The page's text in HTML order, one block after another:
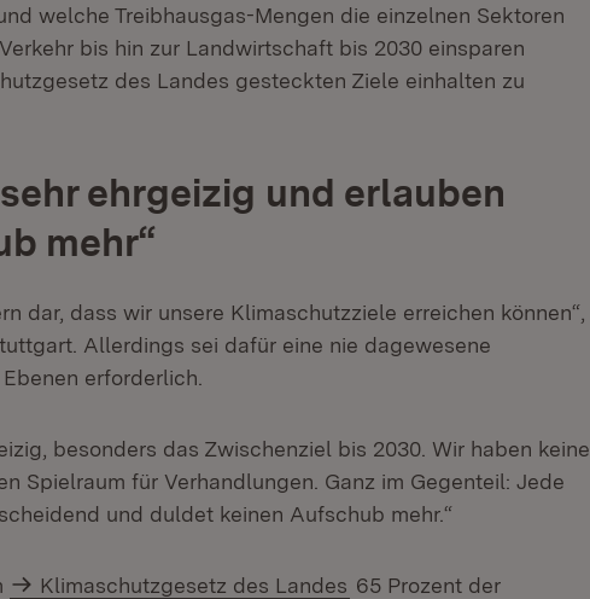
welche Treibhausgas-Mengen die einzelnen Sektoren
bis hin zur Landwirtschaft bis 2030 einsparen
des Landes gesteckten Ziele einhalten zu
ehrgeizig und erlauben
mehr“
dar, dass wir unsere Klimaschutzziele erreichen können“,
Allerdings sei dafür eine nie dagewesene
erforderlich.
besonders das Zwischenziel bis 2030. Wir haben keine
Spielraum für Verhandlungen. Ganz im Gegenteil: Jede
und duldet keinen Aufschub mehr.“
Klimaschutzgesetz des Landes 65 Prozent der